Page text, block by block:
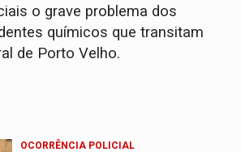
o grave problema dos
químicos que transitam
de Porto Velho.
OCORRÊNCIA POLICIAL